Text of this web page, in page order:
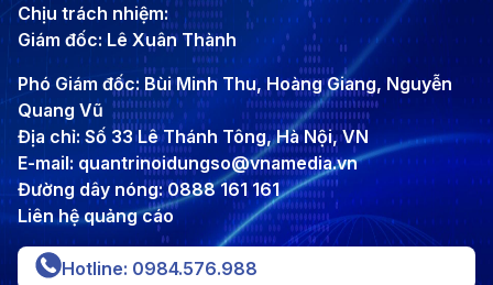
Chịu trách nhiệm:
Giám đốc: Lê Xuân Thành
Phó Giám đốc: Bùi Minh Thu, Hoàng Giang, Nguyễn
Quang Vũ
Địa chỉ: Số 33 Lê Thánh Tông, Hà Nội, VN
E-mail: quantrinoidungso@vnamedia.vn
Đường dây nóng: 0888 161 161
Liên hệ quảng cáo
Hotline: 0984.576.988